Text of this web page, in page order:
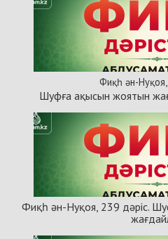
Фиқһ ән-
Шуфға ақысын жоятын
Фиқһ ән-Нуқоя, 239 дәріс.